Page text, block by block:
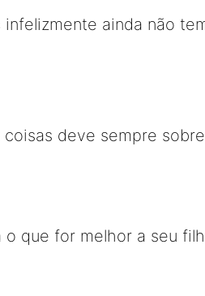
ainda não
deve sempre
que for melhor a seu